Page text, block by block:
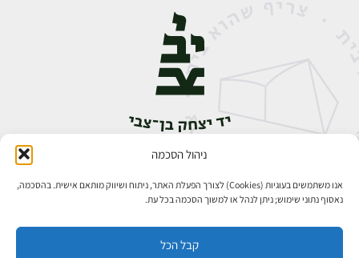
ניהול הסכמה
אנו משתמשים בעוגיות (Cookies) לצורך הפעלת האתר, ניתוח ושיווק מותאם אישית. בהסכמה,
נאסוף נתוני שימוש; ניתן לנהל או למשוך הסכמה בכל עת.
קבל הכל
אבן גבירול 14, רחביה, ירושלים